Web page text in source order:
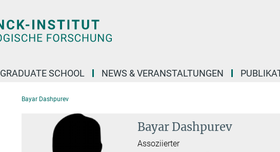
GRADUATE SCHOOL NEWS & VERANSTALTUNGEN
Bayar Dashpurev
Bayar Dashpurev
Assoziierter